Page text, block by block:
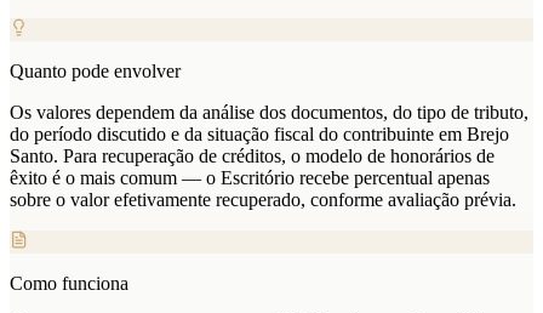
Quanto pode envolver
Os valores dependem da análise dos documentos, do tipo de tributo,
do período discutido e da situação fiscal do contribuinte em Brejo
Santo. Para recuperação de créditos, o modelo de honorários de
êxito é o mais comum — o Escritório recebe percentual apenas
sobre o valor efetivamente recuperado, conforme avaliação prévia.
Como funciona